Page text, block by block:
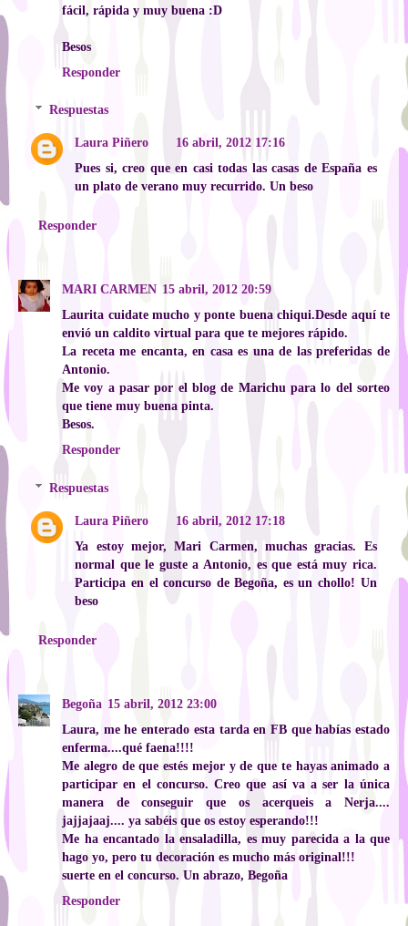
fácil, rápida y muy buena :D
Besos
Responder
Respuestas
Laura Piñero
16 abril, 2012 17:16
Pues si, creo que en casi todas las casas de España es
un plato de verano muy recurrido. Un beso
Responder
MARI CARMEN 15 abril, 2012 20:59
Laurita cuidate mucho y ponte buena chiqui.Desde aquí te
envió un caldito virtual para que te mejores rápido.
La receta me encanta, en casa es una de las preferidas de
Antonio.
Me voy a pasar por el blog de Marichu para lo del sorteo
que tiene muy buena pinta.
Besos.
Responder
Respuestas
Laura Piñero
16 abril, 2012 17:18
Ya estoy mejor, Mari Carmen, muchas gracias. Es
normal que le guste a Antonio, es que está muy rica.
Participa en el concurso de Begoña, es un chollo! Un
beso
Responder
Begoña 15 abril, 2012 23:00
Laura, me he enterado esta tarda en FB que habías estado
enferma....qué faena!!!!
Me alegro de que estés mejor y de que te hayas animado a
participar en el concurso. Creo que así va a ser la única
manera de conseguir que os acerqueis a Nerja....
jajjajaaj.... ya sabéis que os estoy esperando!!!
Me ha encantado la ensaladilla, es muy parecida a la que
hago yo, pero tu decoración es mucho más original!!!
suerte en el concurso. Un abrazo, Begoña
Responder